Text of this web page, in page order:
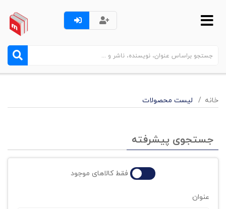
خانه لیست محصولات
جستجوی پیشرفته
فقط کالاهای موجود
عنوان